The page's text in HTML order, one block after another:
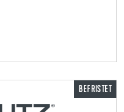
BEFRISTET